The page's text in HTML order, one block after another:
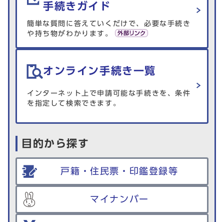
手続きガイド
簡単な質問に答えていくだけで、必要な手続き
や持ち物がわかります。
オンライン手続き一覧
インターネット上で申請可能な手続きを、条件
を指定して検索できます。
目的から探す
戸籍・住民票・印鑑登録等
マイナンバー